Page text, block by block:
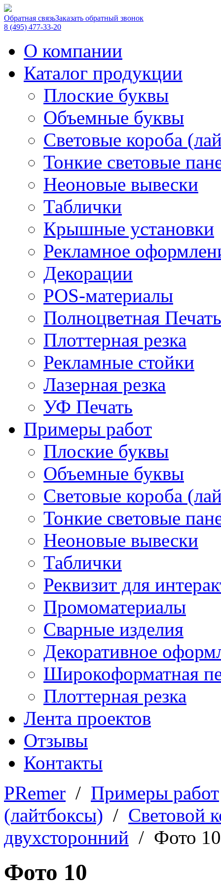
Обратная связьЗаказать обратный звонок
8 (495) 477-33-20
О компании
Каталог продукции
Плоские буквы
Объемные буквы
Световые короба
Тонкие световые
Неоновые вывески
Таблички
Крышные установки
Рекламное
Декорации
POS-материалы
Полноцветная Печать
Плоттерная резка
Рекламные стойки
Лазерная резка
УФ Печать
Примеры работ
Плоские буквы
Объемные буквы
Световые короба
Тонкие световые
Неоновые вывески
Таблички
Реквизит для
Промоматериалы
Сварные изделия
Декоративное
Широкоформатная
Плоттерная резка
Лента проектов
Отзывы
Контакты
PRemer / Примеры работ
(лайтбоксы) / Световой
двухсторонний / Фото 10
Фото 10